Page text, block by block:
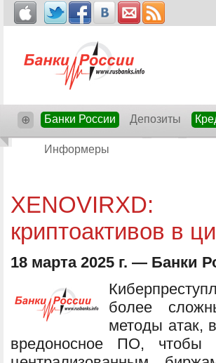
⊕ Банки России Депозиты
Информеры
XENOVIRXD:
криптоактивов в
18 марта 2025 г. — Банки
более
методы атак,
вредоносное ПО, чтобы